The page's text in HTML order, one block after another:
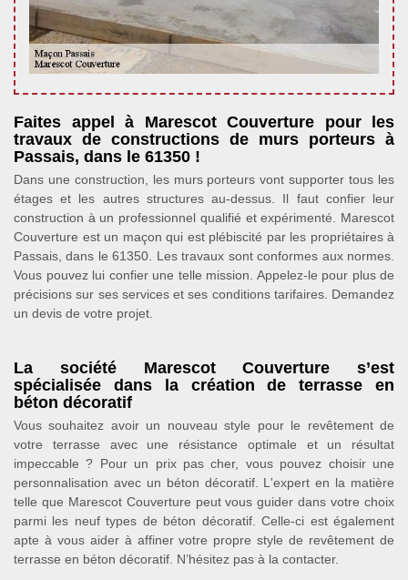
Faites appel à Marescot Couverture pour les
travaux de constructions de murs porteurs à
Passais, dans le 61350 !
Dans une construction, les murs porteurs vont supporter tous les
étages et les autres structures au-dessus. Il faut confier leur
construction à un professionnel qualifié et expérimenté. Marescot
Couverture est un maçon qui est plébiscité par les propriétaires à
Passais, dans le 61350. Les travaux sont conformes aux normes.
Vous pouvez lui confier une telle mission. Appelez-le pour plus de
précisions sur ses services et ses conditions tarifaires. Demandez
un devis de votre projet.
La société Marescot Couverture s’est
spécialisée dans la création de terrasse en
béton décoratif
Vous souhaitez avoir un nouveau style pour le revêtement de
votre terrasse avec une résistance optimale et un résultat
impeccable ? Pour un prix pas cher, vous pouvez choisir une
personnalisation avec un béton décoratif. L'expert en la matière
telle que Marescot Couverture peut vous guider dans votre choix
parmi les neuf types de béton décoratif. Celle-ci est également
apte à vous aider à affiner votre propre style de revêtement de
terrasse en béton décoratif. N’hésitez pas à la contacter.